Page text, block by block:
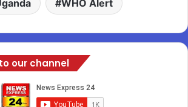
WHO Alert
our channel